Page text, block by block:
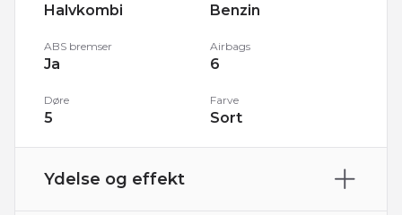
Halvkombi Benzin
ABS bremser
Ja
Airbags
6
Døre
5
Farve
Sort
Ydelse og effekt